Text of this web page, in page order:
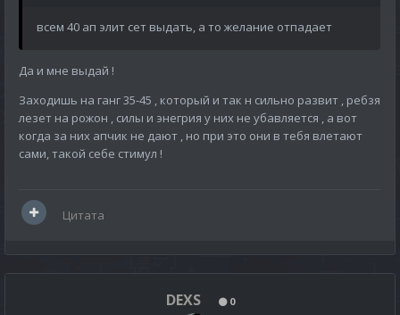
всем 40 ап элит сет выдать, а то желание отпадает
Да и мне выдай !
Заходишь на ганг 35-45 , который и так н сильно развит , ребзя
лезет на рожон , силы и энегрия у них не убавляется , а вот
когда за них апчик не дают , но при это они в тебя влетают
сами, такой себе стимул !
Цитата
DEXS 0